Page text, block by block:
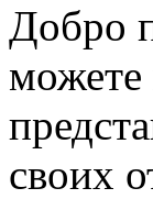
Добро
можете
своих